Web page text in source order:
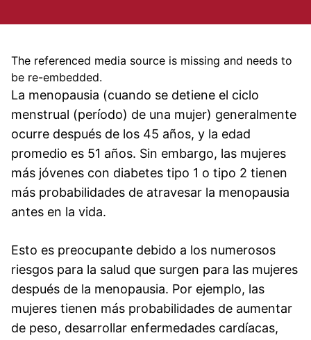
The referenced media source is missing and needs to
be re-embedded.
La menopausia (cuando se detiene el ciclo
menstrual (período) de una mujer) generalmente
ocurre después de los 45 años, y la edad
promedio es 51 años. Sin embargo, las mujeres
más jóvenes con diabetes tipo 1 o tipo 2 tienen
más probabilidades de atravesar la menopausia
antes en la vida.
Esto es preocupante debido a los numerosos
riesgos para la salud que surgen para las mujeres
después de la menopausia. Por ejemplo, las
mujeres tienen más probabilidades de aumentar
de peso, desarrollar enfermedades cardíacas,